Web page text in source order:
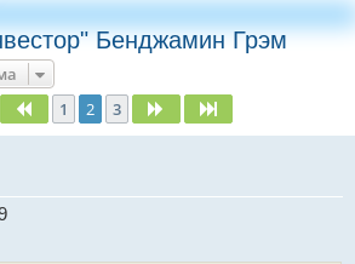
Бенджамин Грэм
Пред.
1 2 3 След.